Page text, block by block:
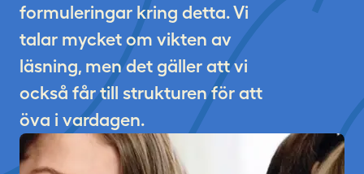
formuleringar kring detta. Vi
talar mycket om vikten av
läsning, men det gäller att vi
också får till strukturen för att
öva i vardagen.